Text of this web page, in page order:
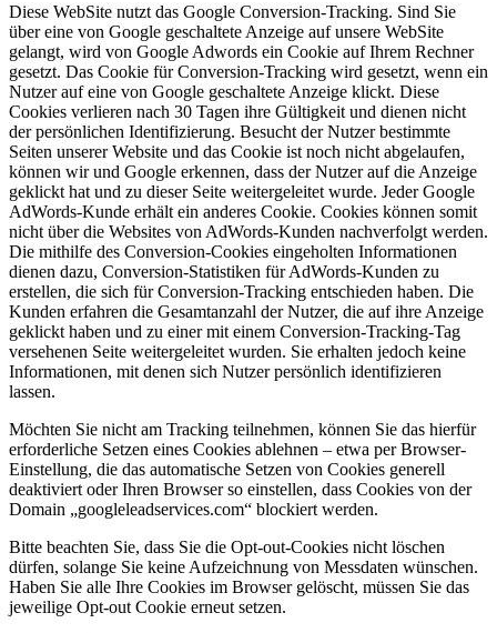
Diese WebSite nutzt das Google Conversion-Tracking. Sind Sie
über eine von Google geschaltete Anzeige auf unsere WebSite
gelangt, wird von Google Adwords ein Cookie auf Ihrem Rechner
gesetzt. Das Cookie für Conversion-Tracking wird gesetzt, wenn ein
Nutzer auf eine von Google geschaltete Anzeige klickt. Diese
Cookies verlieren nach 30 Tagen ihre Gültigkeit und dienen nicht
der persönlichen Identifizierung. Besucht der Nutzer bestimmte
Seiten unserer Website und das Cookie ist noch nicht abgelaufen,
können wir und Google erkennen, dass der Nutzer auf die Anzeige
geklickt hat und zu dieser Seite weitergeleitet wurde. Jeder Google
AdWords-Kunde erhält ein anderes Cookie. Cookies können somit
nicht über die Websites von AdWords-Kunden nachverfolgt werden.
Die mithilfe des Conversion-Cookies eingeholten Informationen
dienen dazu, Conversion-Statistiken für AdWords-Kunden zu
erstellen, die sich für Conversion-Tracking entschieden haben. Die
Kunden erfahren die Gesamtanzahl der Nutzer, die auf ihre Anzeige
geklickt haben und zu einer mit einem Conversion-Tracking-Tag
versehenen Seite weitergeleitet wurden. Sie erhalten jedoch keine
Informationen, mit denen sich Nutzer persönlich identifizieren
lassen.
Möchten Sie nicht am Tracking teilnehmen, können Sie das hierfür
erforderliche Setzen eines Cookies ablehnen – etwa per Browser-
Einstellung, die das automatische Setzen von Cookies generell
deaktiviert oder Ihren Browser so einstellen, dass Cookies von der
Domain „googleleadservices.com“ blockiert werden.
Bitte beachten Sie, dass Sie die Opt-out-Cookies nicht löschen
dürfen, solange Sie keine Aufzeichnung von Messdaten wünschen.
Haben Sie alle Ihre Cookies im Browser gelöscht, müssen Sie das
jeweilige Opt-out Cookie erneut setzen.